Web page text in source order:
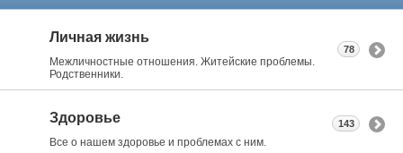
Личная жизнь
Межличностные отношения. Житейские проблемы.
Родственники.
78
Здоровье
Все о нашем здоровье и проблемах с ним.
143